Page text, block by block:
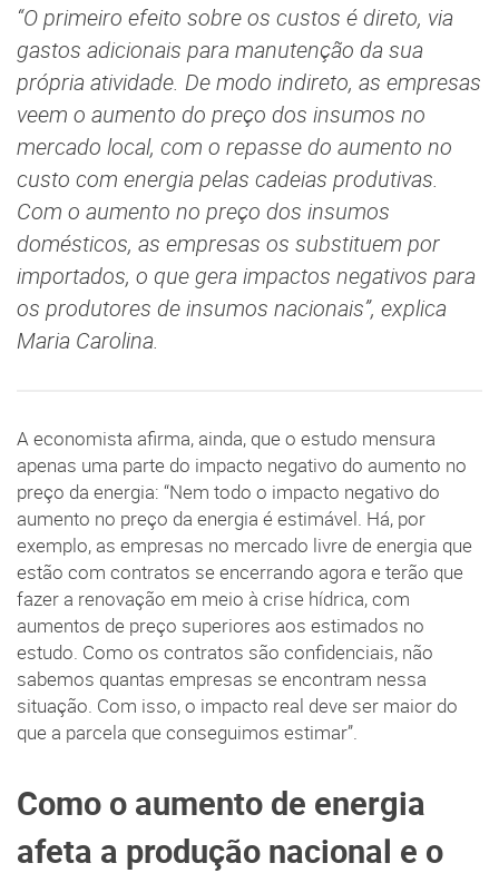
“O primeiro efeito sobre os custos é direto, via
gastos adicionais para manutenção da sua
própria atividade. De modo indireto, as empresas
veem o aumento do preço dos insumos no
mercado local, com o repasse do aumento no
custo com energia pelas cadeias produtivas.
Com o aumento no preço dos insumos
domésticos, as empresas os substituem por
importados, o que gera impactos negativos para
os produtores de insumos nacionais”, explica
Maria Carolina.
A economista afirma, ainda, que o estudo mensura
apenas uma parte do impacto negativo do aumento no
preço da energia: “Nem todo o impacto negativo do
aumento no preço da energia é estimável. Há, por
exemplo, as empresas no mercado livre de energia que
estão com contratos se encerrando agora e terão que
fazer a renovação em meio à crise hídrica, com
aumentos de preço superiores aos estimados no
estudo. Como os contratos são confidenciais, não
sabemos quantas empresas se encontram nessa
situação. Com isso, o impacto real deve ser maior do
que a parcela que conseguimos estimar”.
Como o aumento de energia
afeta a produção nacional e o